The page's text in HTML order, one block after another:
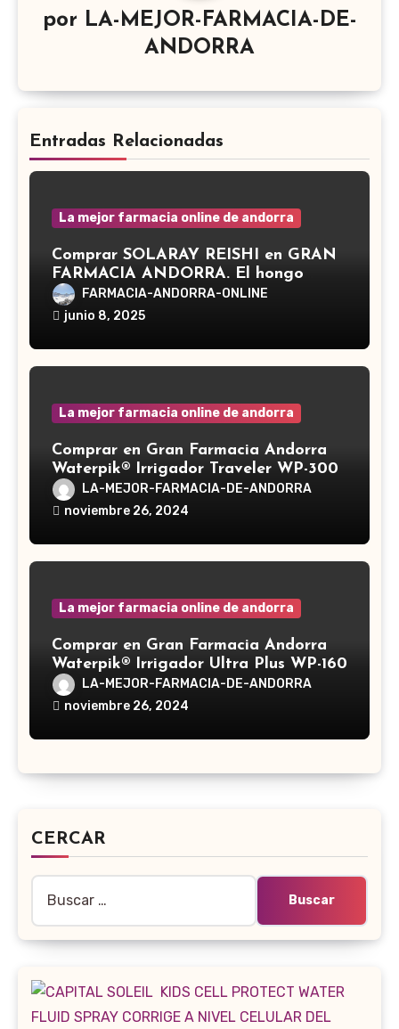
por LA-MEJOR-FARMACIA-DE-
ANDORRA
Entradas Relacionadas
La mejor farmacia online de andorra
Comprar SOLARAY REISHI en GRAN
FARMACIA ANDORRA. El hongo
Reishi, cuyo nombre científico es
Ganoderma lucidum, es un hongo
en la medicina tradicional asiática
FARMACIA-ANDORRA-ONLINE
junio 8, 2025
La mejor farmacia online de andorra
Comprar en Gran Farmacia Andorra
Waterpik® Irrigador Traveler WP-300
LA-MEJOR-FARMACIA-DE-ANDORRA
noviembre 26, 2024
La mejor farmacia online de andorra
Comprar en Gran Farmacia Andorra
Waterpik® Irrigador Ultra Plus WP-160
LA-MEJOR-FARMACIA-DE-ANDORRA
noviembre 26, 2024
CERCAR